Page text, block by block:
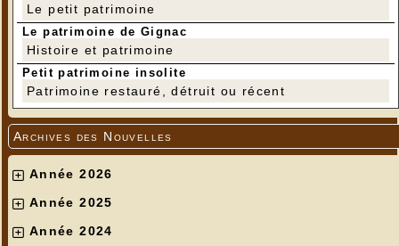
Le petit patrimoine
Le patrimoine de Gignac
Histoire et patrimoine
Petit patrimoine insolite
Patrimoine restauré, détruit ou récent
Archives des Nouvelles
Année 2026
Année 2025
Année 2024